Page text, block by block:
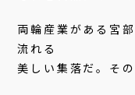
両輪産業がある宮
流れる
美しい集落だ。そ